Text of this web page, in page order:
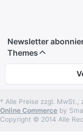
Newsletter
Themes
* Alle Preise zzgl. MwSt.,
Online Commerce by
Copyright © 2014 Alle